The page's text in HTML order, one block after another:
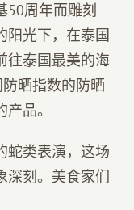
50周年而雕刻
阳光下，在泰国
往泰国最美的海
晒指数的防晒
品。
蛇类表演，这场
深刻。美食家们